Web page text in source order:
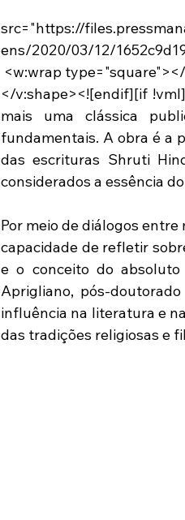
src="https://
ens/2020/03/12/
<w:wrap
</v:shape><![endif][if
mais uma clássica
fundamentais. A obra é a
das escrituras Shruti
considerados a essência
Por meio de diálogos
capacidade de refletir
e o conceito do
Aprigliano, pós-
influência na literatura e
das tradições religiosas e